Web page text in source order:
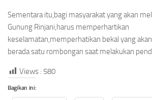
Sementara itu,bagi masyarakat yang akan
Gunung Rinjani,harus memperhartikan
keselamatan,memperhatikan bekal yang
berada satu rombongan saat melakukan
Views : 580
Bagikan ini: